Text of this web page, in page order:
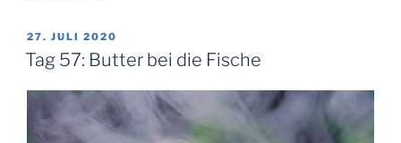
Was
christlich
(Predigt)“
VERÖFFENTLICHT
AM
27. JULI 2020
Tag 57: Butter bei die Fische